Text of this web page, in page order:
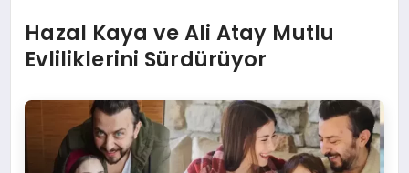
Hazal Kaya ve Ali Atay Mutlu
Evliliklerini Sürdürüyor